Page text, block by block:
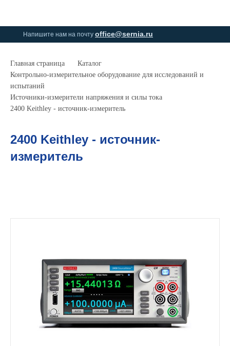
Напишите нам на почту office@sernia.ru
Главная страница
Каталог
Контрольно-измерительное оборудование для исследований и
испытаний
Источники-измерители напряжения и силы тока
2400 Keithley - источник-измеритель
2400 Keithley - источник-
измеритель